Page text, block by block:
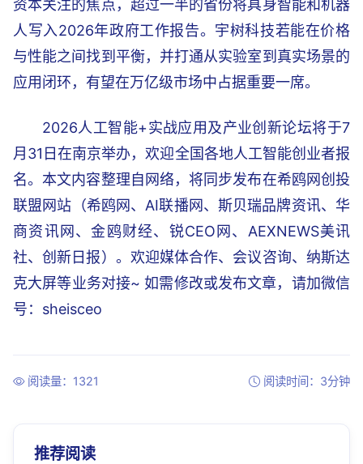
资本关注的焦点，超过一半的省份将具身智能和机器
人写入2026年政府工作报告。宇树科技若能在价格
与性能之间找到平衡，并打通从实验室到真实场景的
应用闭环，有望在万亿级市场中占据重要一席。
2026人工智能+实战应用及产业创新论坛将于7
月31日在南京举办，欢迎全国各地人工智能创业者报
名。本文内容整理自网络，将同步发布在希鸥网创投
联盟网站（希鸥网、AI联播网、斯贝瑞品牌资讯、华
商资讯网、金鸥财经、锐CEO网、AEXNEWS美讯
社、创新日报）。欢迎媒体合作、会议咨询、纳斯达
克大屏等业务对接~ 如需修改或发布文章，请加微信
号：sheisceo
阅读量：1321 阅读时间：3分钟
推荐阅读